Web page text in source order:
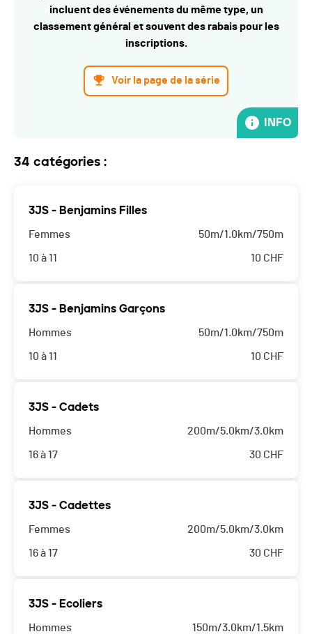
incluent des événements du même type, un
classement général et souvent des rabais pour les
inscriptions.
Voir la page de la série
INFO
34 catégories :
3JS - Benjamins Filles
Femmes
10 à 11
50m/1.0km/750m
10 CHF
3JS - Benjamins Garçons
Hommes
10 à 11
50m/1.0km/750m
10 CHF
3JS - Cadets
Hommes
16 à 17
200m/5.0km/3.0km
30 CHF
3JS - Cadettes
Femmes
16 à 17
200m/5.0km/3.0km
30 CHF
3JS - Ecoliers
Hommes 150m/3.0km/1.5km